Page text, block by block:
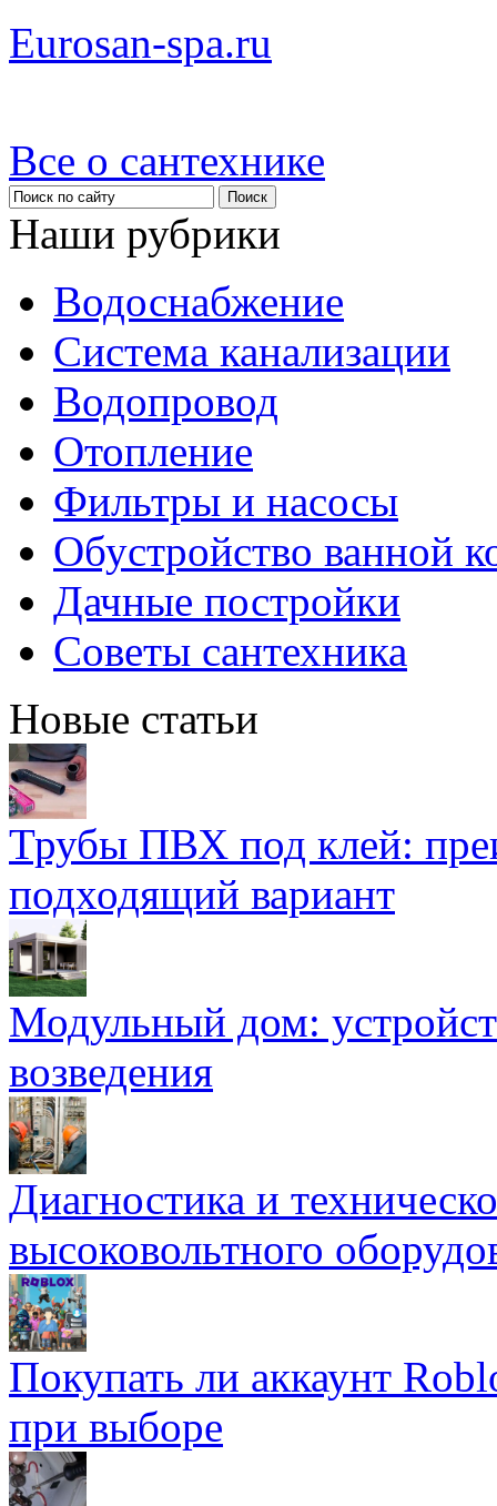
Eurosan-spa.ru
Все о сантехнике
Наши рубрики
Водоснабжение
Система канализации
Водопровод
Отопление
Фильтры и насосы
Обустройство ванной
Дачные постройки
Советы сантехника
Новые статьи
Трубы ПВХ под клей:
подходящий вариант
Модульный дом:
возведения
Диагностика и
высоковольтного
Покупать ли аккаунт
при выборе